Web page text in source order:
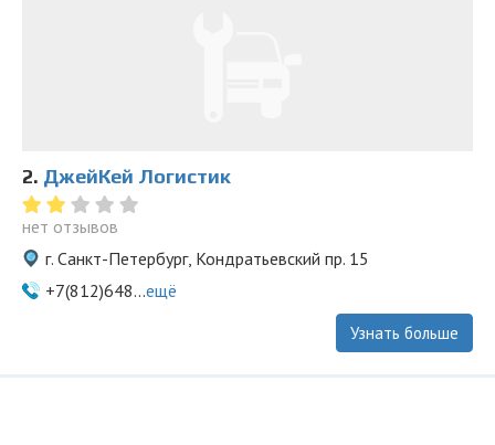
2. ДжейКей Логистик
нет отзывов
г. Санкт-Петербург, Кондратьевский пр. 15
+7(812)648...ещё
Узнать больше